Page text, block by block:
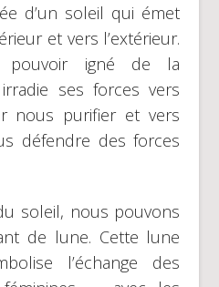
d’un soleil qui émet
et vers l’extérieur.
igné de la
ses forces vers
nous purifier et vers
défendre des forces
soleil, nous pouvons
de lune. Cette lune
l’échange des